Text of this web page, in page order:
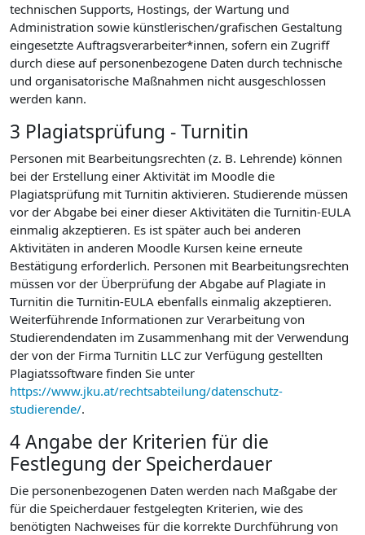
technischen Supports, Hostings, der Wartung und
Administration sowie künstlerischen/grafischen Gestaltung
eingesetzte Auftragsverarbeiter*innen, sofern ein Zugriff
durch diese auf personenbezogene Daten durch technische
und organisatorische Maßnahmen nicht ausgeschlossen
werden kann.
3 Plagiatsprüfung - Turnitin
Personen mit Bearbeitungsrechten (z. B. Lehrende) können
bei der Erstellung einer Aktivität im Moodle die
Plagiatsprüfung mit Turnitin aktivieren. Studierende müssen
vor der Abgabe bei einer dieser Aktivitäten die Turnitin-EULA
einmalig akzeptieren. Es ist später auch bei anderen
Aktivitäten in anderen Moodle Kursen keine erneute
Bestätigung erforderlich. Personen mit Bearbeitungsrechten
müssen vor der Überprüfung der Abgabe auf Plagiate in
Turnitin die Turnitin-EULA ebenfalls einmalig akzeptieren.
Weiterführende Informationen zur Verarbeitung von
Studierendendaten im Zusammenhang mit der Verwendung
der von der Firma Turnitin LLC zur Verfügung gestellten
Plagiatssoftware finden Sie unter
https://www.jku.at/rechtsabteilung/datenschutz-
studierende/.
4 Angabe der Kriterien für die
Festlegung der Speicherdauer
Die personenbezogenen Daten werden nach Maßgabe der
für die Speicherdauer festgelegten Kriterien, wie des
benötigten Nachweises für die korrekte Durchführung von